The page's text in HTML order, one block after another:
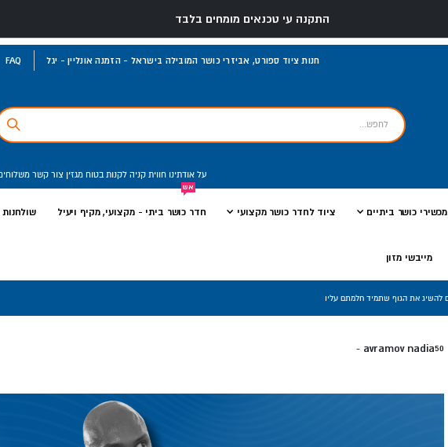
התקנה עי טכנאים מומחים בלבד
חנות ציוד ספורט, אביזרי כושר המובילה בישראל - הזמנה אונליין - יגל FAQ
על אודתינו חווית קניה לקנות בטוח מגזין צור קשר
מכשירי כושר ביתיים ציוד לחדר כושר מקצועי חדר כושר ביתי - מקצועי, מקיף ויעיל
אש
מייבשי מזון
avramov nadia
- 50